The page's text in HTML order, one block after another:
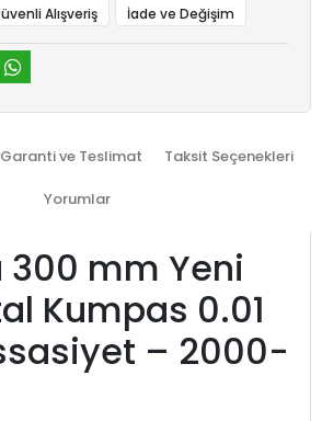
Alışveriş İade ve Değişim
Garanti ve Teslimat Taksit Seçenekleri
Yorumlar
300 mm Yeni
Kumpas 0.01
– 2000-